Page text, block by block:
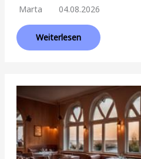
Marta 04.08.2026
Weiterlesen